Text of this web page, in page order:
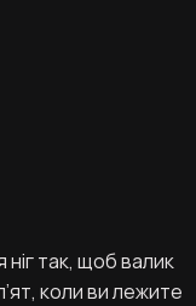
так, щоб валик
коли ви лежите